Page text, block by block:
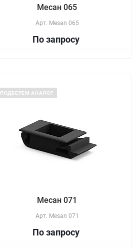
Месан 065
Арт. Mesan 065
По запросу
ПОДБЕРЕМ АНАЛОГ
Месан 071
Арт. Mesan 071
По запросу